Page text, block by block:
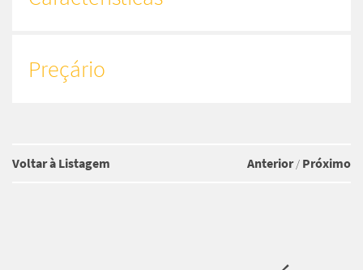
Preçário
Voltar à Listagem Anterior / Próximo